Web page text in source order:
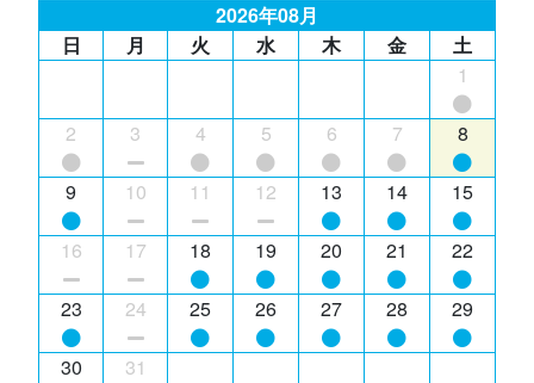
2026年08月
日
月 火 水 木 金
土
1
2 3 4 5 6 7 8
9 10 11 12 13 14 15
16 17 18 19 20 21 22
23 24 25 26 27 28 29
30 31